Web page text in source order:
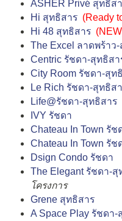
ASHER Privé สุทธิส
Hi สุทธิสาร (Ready
Hi 48 สุทธิสาร
The Excel ลาดพร้าว
Centric รัชดา-สุทธิสา
City Room รัชดา-สุท
Le Rich รัชดา-สุทธิส
Life@รัชดา-สุทธิสาร
IVY รัชดา
Chateau In Town รัช
Chateau In Town รัช
Dsign Condo รัชดา
The Elegant รัชดา-สุ
โครงการ
Grene สุทธิสาร
A Space Play รัชดา-